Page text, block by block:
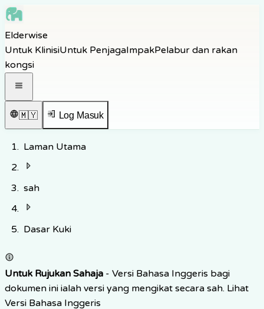
Skip to navigation
Skip to footer
Elderwise
Untuk KlinisiUntuk PenjagaImpakPelabur dan rakan
kongsi
🇲🇾 Log Masuk
Laman Utama
sah
Dasar Kuki
Untuk Rujukan Sahaja - Versi Bahasa Inggeris bagi
dokumen ini ialah versi yang mengikat secara sah. Lihat
Versi Bahasa Inggeris